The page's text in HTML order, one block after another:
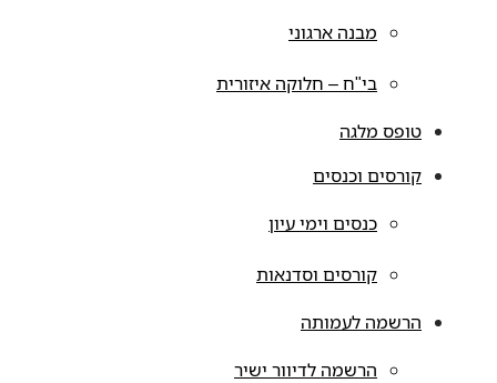
מבנה ארגוני
בי"ח – חלוקה איזורית
טופס מלגה
קורסים וכנסים
כנסים וימי עיון
קורסים וסדנאות
הרשמה לעמותה
הרשמה לדיוור ישיר